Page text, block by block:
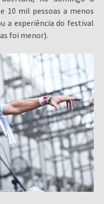
10 mil pessoas a menos
a experiência do festival
foi menor).